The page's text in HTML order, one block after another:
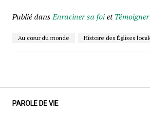
Publié dansEnraciner sa foiet
Au cœur du monde Histoire des Églises
PAROLE DE VIE